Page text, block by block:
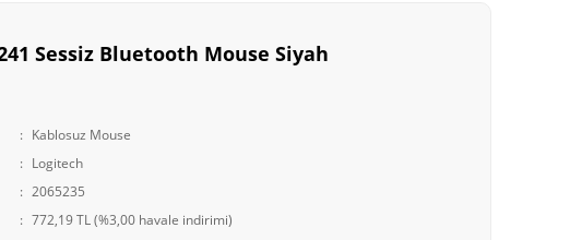
Sessiz Bluetooth Mouse Siyah
Kablosuz Mouse
Logitech
2065235
772,19 TL (%3,00 havale indirimi)